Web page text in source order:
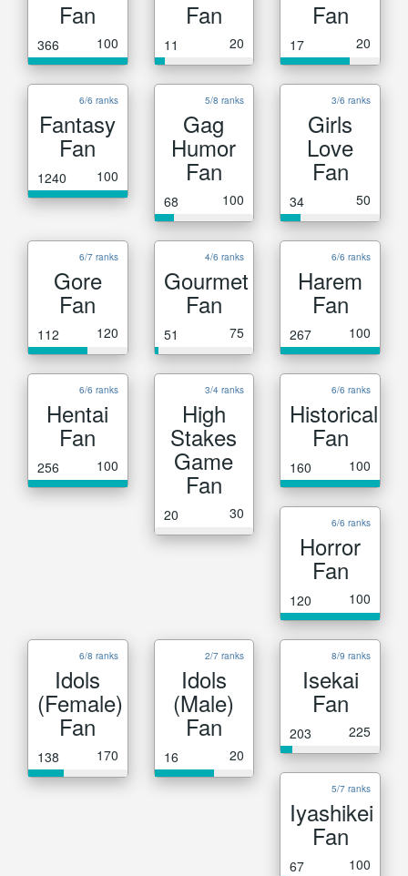
Fan
366 100
Fan
11 20
Fan
17 20
6/6 ranks
Fantasy
Fan
1240 100
5/8 ranks
Gag
Humor
Fan
68 100
3/6 ranks
Girls
Love
Fan
34 50
6/7 ranks
Gore
Fan
112 120
4/6 ranks
Gourmet
Fan
51 75
6/6 ranks
Harem
Fan
267 100
6/6 ranks
Hentai
Fan
256 100
3/4 ranks
High
Stakes
Game
Fan
20 30
6/6 ranks
Historical
Fan
160 100
6/6 ranks
Horror
Fan
120 100
6/8 ranks
Idols
(Female)
Fan
138 170
2/7 ranks
Idols
(Male)
Fan
16 20
8/9 ranks
Isekai
Fan
203 225
5/7 ranks
Iyashikei
Fan
67 100